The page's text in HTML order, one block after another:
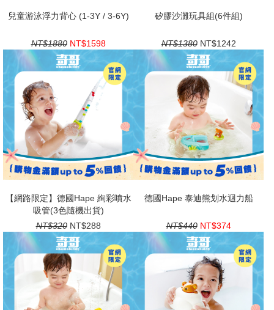
兒童游泳浮力背心 (1-3Y / 3-6Y)
NT$1880 NT$1598
矽膠沙灘玩具組(6件組)
NT$1380 NT$1242
【網路限定】德國Hape 絢彩噴水
吸管(3色隨機出貨)
NT$320 NT$288
德國Hape 泰迪熊划水迴力船
NT$440 NT$374